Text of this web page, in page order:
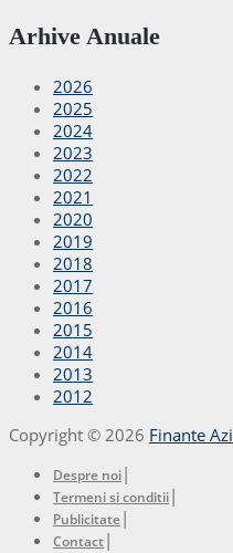
Arhive Anuale
2026
2025
2024
2023
2022
2021
2020
2019
2018
2017
2016
2015
2014
2013
2012
Copyright © 2026 Finante Azi
Despre noi|
Termeni si conditii|
Publicitate|
Contact|